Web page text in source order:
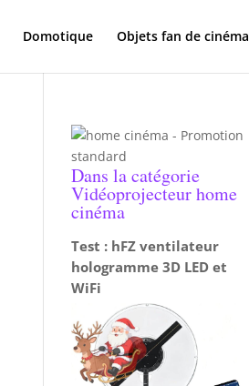
Domotique Objets fan de cinéma
Dans la catégorie
Vidéoprojecteur home
cinéma
Test : hFZ ventilateur
hologramme 3D LED et
WiFi